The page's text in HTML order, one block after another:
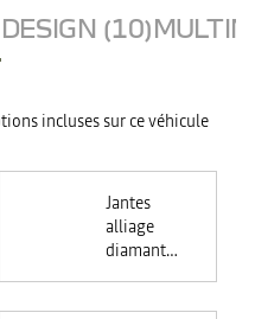
DESIGN (10)
incluses sur ce véhicule
Jantes
alliage
diamantées